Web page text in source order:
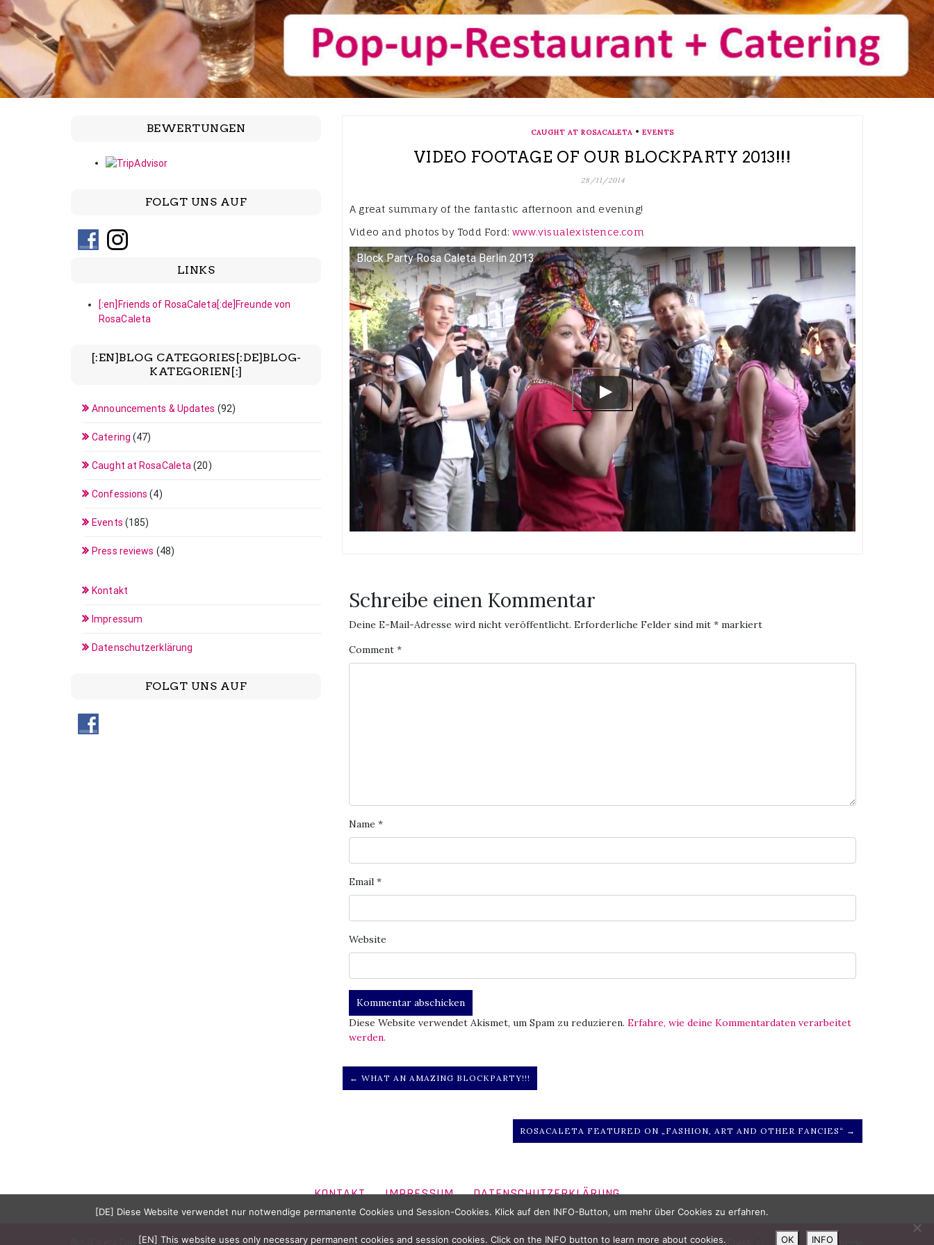
CAUGHT AT ROSACALETA • EVENTS
VIDEO FOOTAGE OF OUR BLOCKPARTY 2013!!!
28/11/2014
A great summary of the fantastic afternoon and evening!
Video and photos by Todd Ford:www.visualexistence.com
Block Party Rosa Caleta Berlin 2013
Schreibe einen Kommentar
Deine E-Mail-Adresse wird nicht veröffentlicht. Erforderliche Felder sind mit * markiert
Comment *
Name *
Email *
Website
Diese Website verwendet Akismet, um Spam zu reduzieren. Erfahre, wie deine Kommentardaten verarbeitet
werden.
← WHAT AN AMAZING BLOCKPARTY!!!
ROSACALETA FEATURED ON „FASHION, ART AND OTHER FANCIES“ →
BEWERTUNGEN
FOLGT UNS AUF
LINKS
[:en]Friends of RosaCaleta[:de]Freunde von
RosaCaleta
[:EN]BLOG CATEGORIES[:DE]BLOG-
KATEGORIEN[:]
Announcements & Updates (92)
Catering (47)
Caught at RosaCaleta (20)
Confessions (4)
Events (185)
Press reviews (48)
Kontakt
Impressum
Datenschutzerklärung
FOLGT UNS AUF
KONTAKT IMPRESSUM DATENSCHUTZERKLÄRUNG
RosaCaleta Pop-up-Restaurant und Catering (c) 2023 WordPress Di MultipurposeTheme
[DE] Diese Website verwendet nur notwendige permanente Cookies und Session-Cookies. Klick auf den INFO-Button, um mehr über Cookies zu erfahren.
[EN] This website uses only necessary permanent cookies and session cookies. Click on the INFO button to learn more about cookies. OK INFO